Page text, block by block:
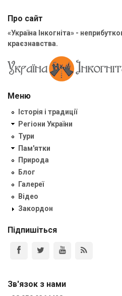
Про сайт
«Україна Інкогніта» -
краєзнавства.
Меню
Історія і традиції
Регіони України
Тури
Пам'ятки
Природа
Блог
Галереї
Відео
Закордон
Підпишіться
Зв'язок з нами